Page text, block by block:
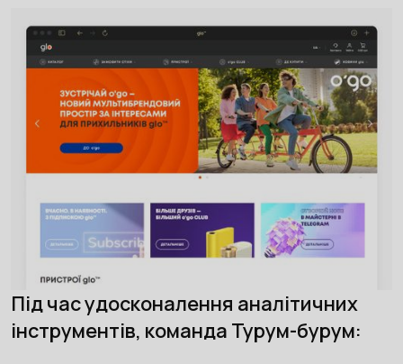
Під час удосконалення аналітичних
інструментів, команда Турум-бурум: